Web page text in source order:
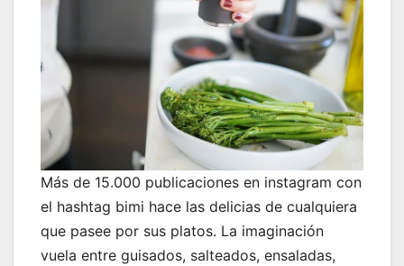
Más de 15.000 publicaciones en instagram con
el hashtag bimi hace las delicias de cualquiera
que pasee por sus platos. La imaginación
vuela entre guisados, salteados, ensaladas,